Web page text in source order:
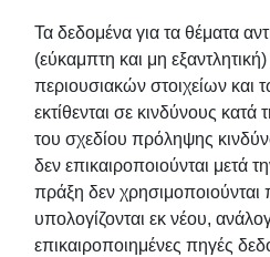
Τα δεδομένα για τα θέματα
(εύκαμπτη και μη
περιουσιακών στοιχείων και
εκτίθενται σε κινδύνους
του σχεδίου πρόληψης
δεν επικαιροποιούνται μετά
πράξη δεν χρησιμοποιούνται
υπολογίζονται εκ νέου,
επικαιροποιημένες πηγές